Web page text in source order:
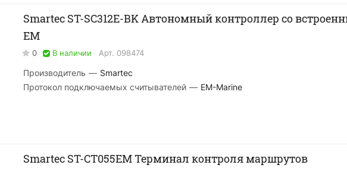
Smartec ST-SC312E-BK Автономный контроллер со
EM
0 В наличии Арт. 098474
Производитель — Smartec
Протокол подключаемых считывателей — EM-Marine
Smartec ST-CT055EM Терминал контроля маршрутов